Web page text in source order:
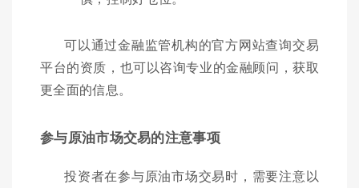
可以通过金融监管机构的官方网站查询交易
平台的资质，也可以咨询专业的金融顾问，获取
更全面的信息。
参与原油市场交易的注意事项
投资者在参与原油市场交易时，需要注意以